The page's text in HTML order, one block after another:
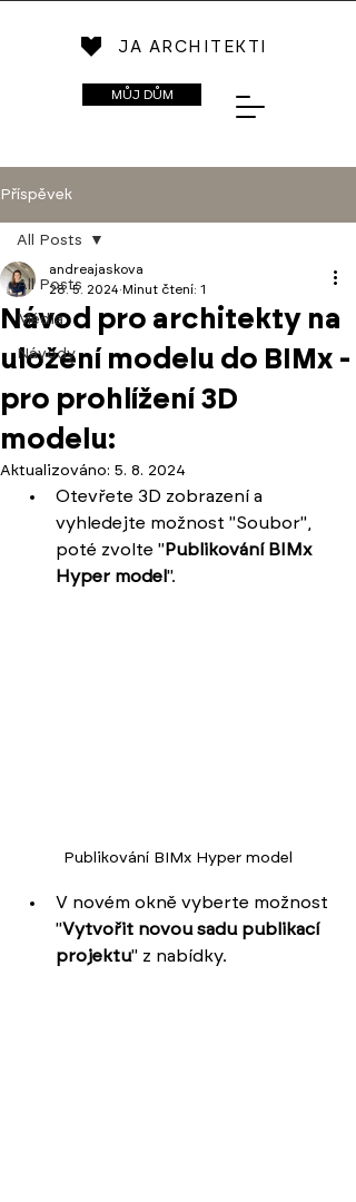
JA ARCHITEKTI
MŮJ DŮM
Příspěvek
All Posts
Média
Návody
All Posts
Návod pro architekty na
uložení modelu do BIMx -
pro prohlížení 3D
modelu:
andreajaskova
28. 5. 2024 Minut čtení: 1
Aktualizováno: 5. 8. 2024
Otevřete 3D zobrazení a
vyhledejte možnost "Soubor",
poté zvolte " Publikování BIMx
Hyper model ".
Publikování BIMx Hyper model
V novém okně vyberte možnost
"Vytvořit novou sadu publikací
projektu" z nabídky.